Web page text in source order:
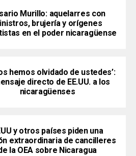
Murillo: aquelarres con
brujería y orígenes
en el poder nicaragüense
hemos olvidado de ustedes’:
directo de EE.UU. a los
nicaragüenses
y otros países piden una
extraordinaria de cancilleres
la OEA sobre Nicaragua